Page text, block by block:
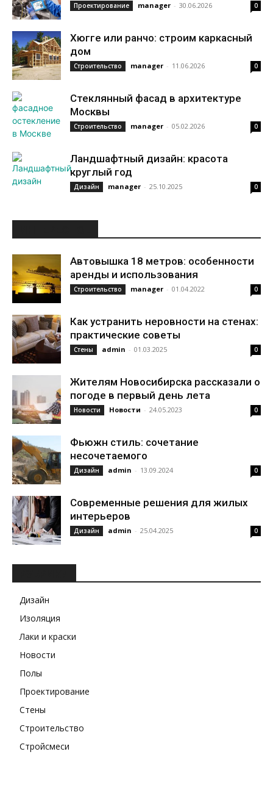
Проектирование manager - 30.06.2026 0
Хюгге или ранчо: строим каркасный
дом
Строительство manager - 11.06.2026 0
Стеклянный фасад в архитектуре
Москвы
Строительство manager - 05.02.2026 0
Ландшафтный дизайн: красота
круглый год
Дизайн manager - 25.10.2025 0
Автовышка 18 метров: особенности
аренды и использования
Строительство manager - 01.04.2022 0
Как устранить неровности на стенах:
практические советы
Стены admin - 01.03.2025 0
Жителям Новосибирска рассказали о
погоде в первый день лета
Новости Новости - 24.05.2023 0
Фьюжн стиль: сочетание
несочетаемого
Дизайн admin - 13.09.2024 0
Современные решения для жилых
интерьеров
Дизайн admin - 25.04.2025 0
Дизайн
Изоляция
Лаки и краски
Новости
Полы
Проектирование
Стены
Строительство
Стройсмеси